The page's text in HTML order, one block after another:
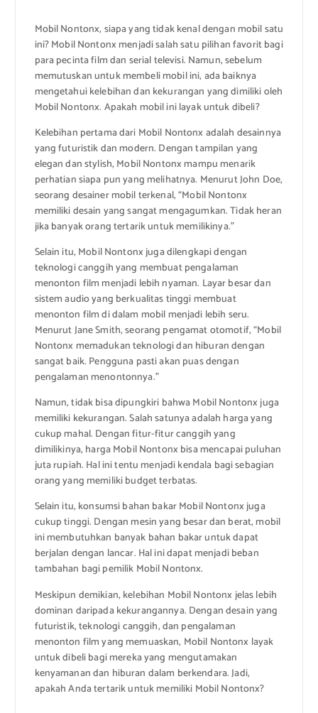
Mobil Nontonx, siapa yang tidak kenal dengan mobil satu
ini? Mobil Nontonx menjadi salah satu pilihan favorit bagi
para pecinta film dan serial televisi. Namun, sebelum
memutuskan untuk membeli mobil ini, ada baiknya
mengetahui kelebihan dan kekurangan yang dimiliki oleh
Mobil Nontonx. Apakah mobil ini layak untuk dibeli?
Kelebihan pertama dari Mobil Nontonx adalah desainnya
yang futuristik dan modern. Dengan tampilan yang
elegan dan stylish, Mobil Nontonx mampu menarik
perhatian siapa pun yang melihatnya. Menurut John Doe,
seorang desainer mobil terkenal, “Mobil Nontonx
memiliki desain yang sangat mengagumkan. Tidak heran
jika banyak orang tertarik untuk memilikinya.”
Selain itu, Mobil Nontonx juga dilengkapi dengan
teknologi canggih yang membuat pengalaman
menonton film menjadi lebih nyaman. Layar besar dan
sistem audio yang berkualitas tinggi membuat
menonton film di dalam mobil menjadi lebih seru.
Menurut Jane Smith, seorang pengamat otomotif, “Mobil
Nontonx memadukan teknologi dan hiburan dengan
sangat baik. Pengguna pasti akan puas dengan
pengalaman menontonnya.”
Namun, tidak bisa dipungkiri bahwa Mobil Nontonx juga
memiliki kekurangan. Salah satunya adalah harga yang
cukup mahal. Dengan fitur-fitur canggih yang
dimilikinya, harga Mobil Nontonx bisa mencapai puluhan
juta rupiah. Hal ini tentu menjadi kendala bagi sebagian
orang yang memiliki budget terbatas.
Selain itu, konsumsi bahan bakar Mobil Nontonx juga
cukup tinggi. Dengan mesin yang besar dan berat, mobil
ini membutuhkan banyak bahan bakar untuk dapat
berjalan dengan lancar. Hal ini dapat menjadi beban
tambahan bagi pemilik Mobil Nontonx.
Meskipun demikian, kelebihan Mobil Nontonx jelas lebih
dominan daripada kekurangannya. Dengan desain yang
futuristik, teknologi canggih, dan pengalaman
menonton film yang memuaskan, Mobil Nontonx layak
untuk dibeli bagi mereka yang mengutamakan
kenyamanan dan hiburan dalam berkendara. Jadi,
apakah Anda tertarik untuk memiliki Mobil Nontonx?